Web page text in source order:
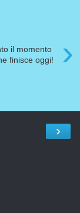
›
il momento
finisce oggi!
›